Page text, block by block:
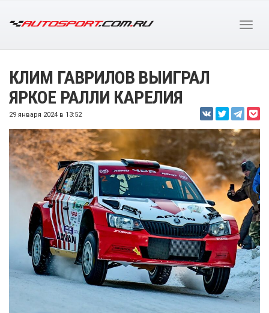
КЛИМ ГАВРИЛОВ ВЫИГРАЛ
ЯРКОЕ РАЛЛИ КАРЕЛИЯ
29 января 2024 в 13:52